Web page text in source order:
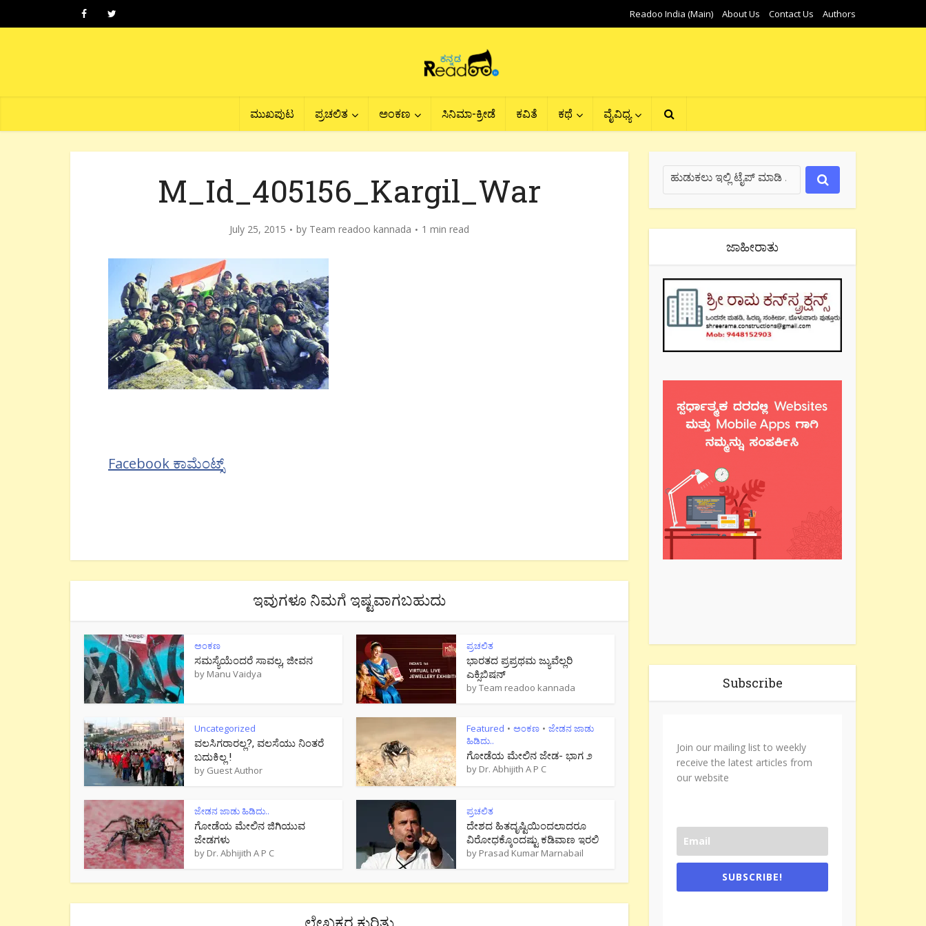
Readoo India (Main) About Us Contact Us Authors
ಮುಖಪುಟ ಪ್ರಚಲಿತ ಅಂಕಣ ಸಿನಿಮಾ-ಕ್ರೀಡೆ ಕವಿತೆ ಕಥೆ ವೈವಿಧ್ಯ
M_Id_405156_Kargil_War
July 25, 2015 by Team readoo kannada 1 min read
Facebook ಕಾಮೆಂಟ್ಸ್
ಇವುಗಳೂ ನಿಮಗೆ ಇಷ್ಟವಾಗಬಹುದು
ಅಂಕಣ
ಸಮಸ್ಯೆಯೆಂದರೆ ಸಾವಲ್ಲ, ಜೀವನ
by Manu Vaidya
ಪ್ರಚಲಿತ
ಭಾರತದ ಪ್ರಪ್ರಥಮ ಜ್ಯುವೆಲ್ಲರಿ
ಎಕ್ಸಿಬಿಷನ್
byTeam readoo kannada
Uncategorized
ವಲಸಿಗರಾರಲ್ಲ?, ವಲಸೆಯು ನಿಂತರೆ
ಬದುಕಿಲ್ಲ !
by Guest Author
Featured • ಅಂಕಣ • ಜೇಡನ ಜಾಡು
ಹಿಡಿದು..
ಗೋಡೆಯ ಮೇಲಿನ ಜೇಡ- ಭಾಗ ೨
by Dr. Abhijith A P C
ಜೇಡನ ಜಾಡು ಹಿಡಿದು..
ಗೋಡೆಯ ಮೇಲಿನ ಜಿಗಿಯುವ
ಜೇಡಗಳು
by Dr. Abhijith A P C
ಪ್ರಚಲಿತ
ದೇಶದ ಹಿತದೃಷ್ಟಿಯಿಂದಲಾದರೂ
ವಿರೋಧಕ್ಕೊಂದಷ್ಟು ಕಡಿವಾಣ ಇರಲಿ
by Prasad Kumar Marnabail
ಜಾಹೀರಾತು
Subscribe
Join our mailing list to weekly
receive the latest articles from
our website
SUBSCRIBE!